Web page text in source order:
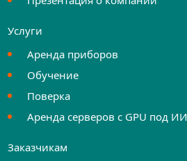
Услуги
Аренда приборов
Обучение
Поверка
Аренда серверов с GPU под ИИ
Заказчикам